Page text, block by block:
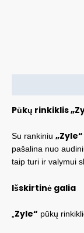
Pūkų rinkiklis
Su rankiniu „Zyle“
pašalina nuo
taip turi ir valymui
Išskirtinė galia
Zyle“ pūkų